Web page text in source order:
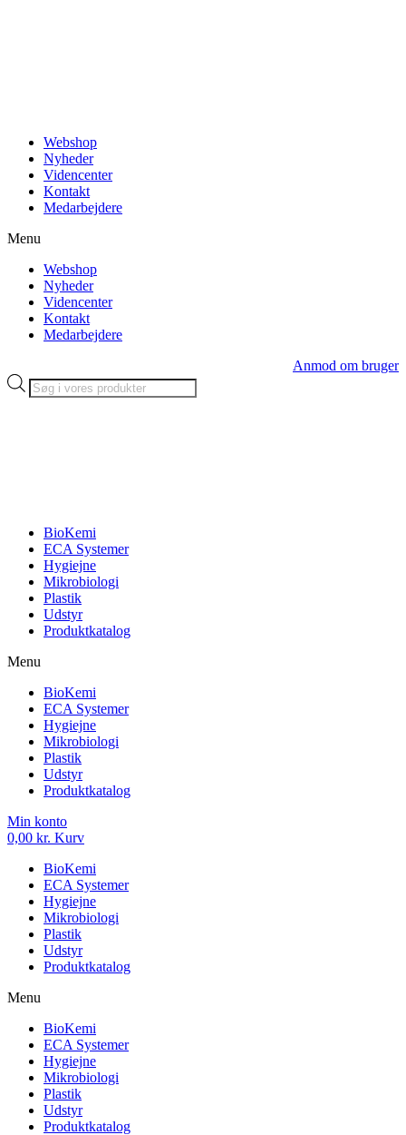
Webshop
Nyheder
Videncenter
Kontakt
Medarbejdere
Menu
Webshop
Nyheder
Videncenter
Kontakt
Medarbejdere
Anmod om bruger
Products
search
BioKemi
ECA Systemer
Hygiejne
Mikrobiologi
Plastik
Udstyr
Produktkatalog
Menu
BioKemi
ECA Systemer
Hygiejne
Mikrobiologi
Plastik
Udstyr
Produktkatalog
Min konto
0,00 kr. Kurv
BioKemi
ECA Systemer
Hygiejne
Mikrobiologi
Plastik
Udstyr
Produktkatalog
Menu
BioKemi
ECA Systemer
Hygiejne
Mikrobiologi
Plastik
Udstyr
Produktkatalog